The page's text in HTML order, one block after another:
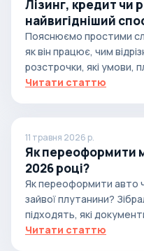
Лізинг, кредит чи
найвигідніший
Пояснюємо простими
як він працює, чим
розстрочки, які умови,
Читати статтю
11 травня 2026 р.
Як переоформити
2026 році?
Як переоформити авто
зайвої плутанини?
підходять, які
Читати статтю